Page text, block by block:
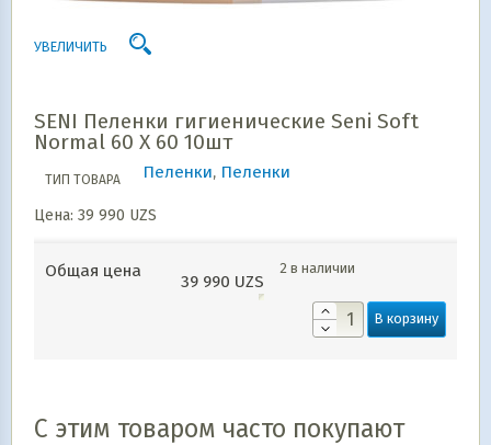
УВЕЛИЧИТЬ
SENI Пеленки гигиенические Seni Soft
Normal 60 Х 60 10шт
ТИП ТОВАРА Пеленки, Пеленки
Цена: 39 990 UZS
Общая цена
39 990 UZS
2 в наличии
В корзину
С этим товаром часто покупают